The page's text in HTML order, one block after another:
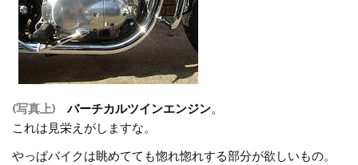
(写真上) バーチカルツインエンジン。
これは見栄えがしますな。
やっぱバイクは眺めてても惚れ惚れする部分が欲しいもの。